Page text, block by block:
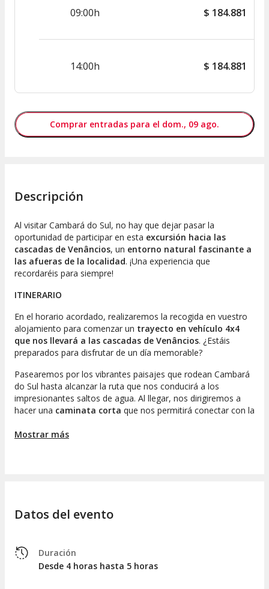
09:00h $ 184.881
14:00h $ 184.881
Comprar entradas para el dom., 09 ago.
Descripción
Al visitar Cambará do Sul, no hay que dejar pasar la
oportunidad de participar en esta excursión hacia las
cascadas de Venâncios, un entorno natural fascinante a
las afueras de la localidad. ¡Una experiencia que
recordaréis para siempre!
ITINERARIO
En el horario acordado, realizaremos la recogida en vuestro
alojamiento para comenzar un trayecto en vehículo 4x4
que nos llevará a las cascadas de Venâncios. ¿Estáis
preparados para disfrutar de un día memorable?
Pasearemos por los vibrantes paisajes que rodean Cambará
do Sul hasta alcanzar la ruta que nos conducirá a los
impresionantes saltos de agua. Al llegar, nos dirigiremos a
hacer una caminata corta que nos permitirá conectar con la
delasombroso panorama formado por las cataratas de
diáfanas . ¡Seréis incapaces de resistiros a captar cada
la orilla.
Mostrar más
Datos del evento
Duración
Desde 4 horas hasta 5 horas